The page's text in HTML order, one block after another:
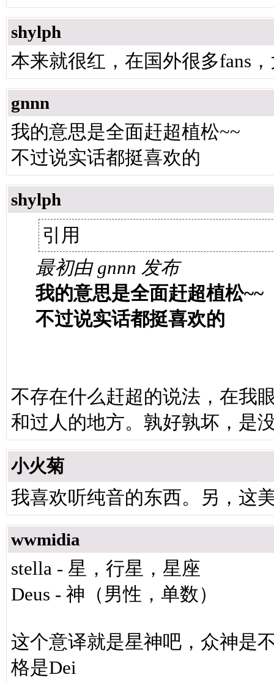
shylph
本来就很红，在国外很多fans
gnnn
我的意思是全面赶超植松~~
不过说实话都挺喜欢的
shylph
引用
最初由 gnnn 发布
我的意思是全面赶超植松~~
不过说实话都挺喜欢的
不存在什么赶超的说法，在我
和过人的地方。孰好孰坏，是
小火菊
我喜欢听纯音的东西。另，这
wwmidia
stella - 星，行星，星座
Deus - 神（男性，单数）
这个意译就是星神吧，众神是
格是Dei